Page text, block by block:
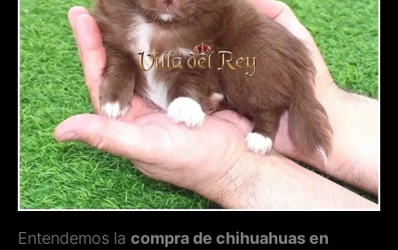
Entendemos la compra de chihuahuas en